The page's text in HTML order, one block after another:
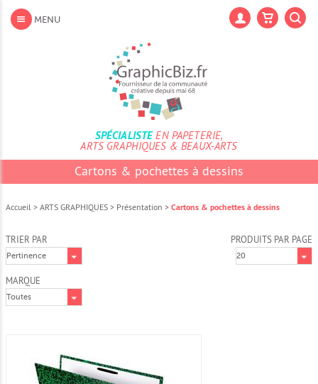
contenu
Aller
MENU
SPÉCIALISTEEN PAPETERIE,
ARTS GRAPHIQUES & BEAUX-ARTS
Cartons & pochettes à dessins
Accueil > ARTS GRAPHIQUES > Présentation > Cartons & pochettes à dessins
TRIER PAR
MARQUE
PRODUITS PAR PAGE